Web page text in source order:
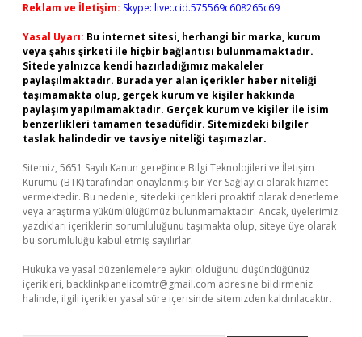
Reklam ve İletişim: Skype: live:.cid.575569c608265c69
Yasal Uyarı: Bu internet sitesi, herhangi bir marka, kurum
veya şahıs şirketi ile hiçbir bağlantısı bulunmamaktadır.
Sitede yalnızca kendi hazırladığımız makaleler
paylaşılmaktadır. Burada yer alan içerikler haber niteliği
taşımamakta olup, gerçek kurum ve kişiler hakkında
paylaşım yapılmamaktadır. Gerçek kurum ve kişiler ile isim
benzerlikleri tamamen tesadüfidir. Sitemizdeki bilgiler
taslak halindedir ve tavsiye niteliği taşımazlar.
Sitemiz, 5651 Sayılı Kanun gereğince Bilgi Teknolojileri ve İletişim
Kurumu (BTK) tarafından onaylanmış bir Yer Sağlayıcı olarak hizmet
vermektedir. Bu nedenle, sitedeki içerikleri proaktif olarak denetleme
veya araştırma yükümlülüğümüz bulunmamaktadır. Ancak, üyelerimiz
yazdıkları içeriklerin sorumluluğunu taşımakta olup, siteye üye olarak
bu sorumluluğu kabul etmiş sayılırlar.
Hukuka ve yasal düzenlemelere aykırı olduğunu düşündüğünüz
içerikleri, backlinkpanelicomtr@gmail.com adresine bildirmeniz
halinde, ilgili içerikler yasal süre içerisinde sitemizden kaldırılacaktır.